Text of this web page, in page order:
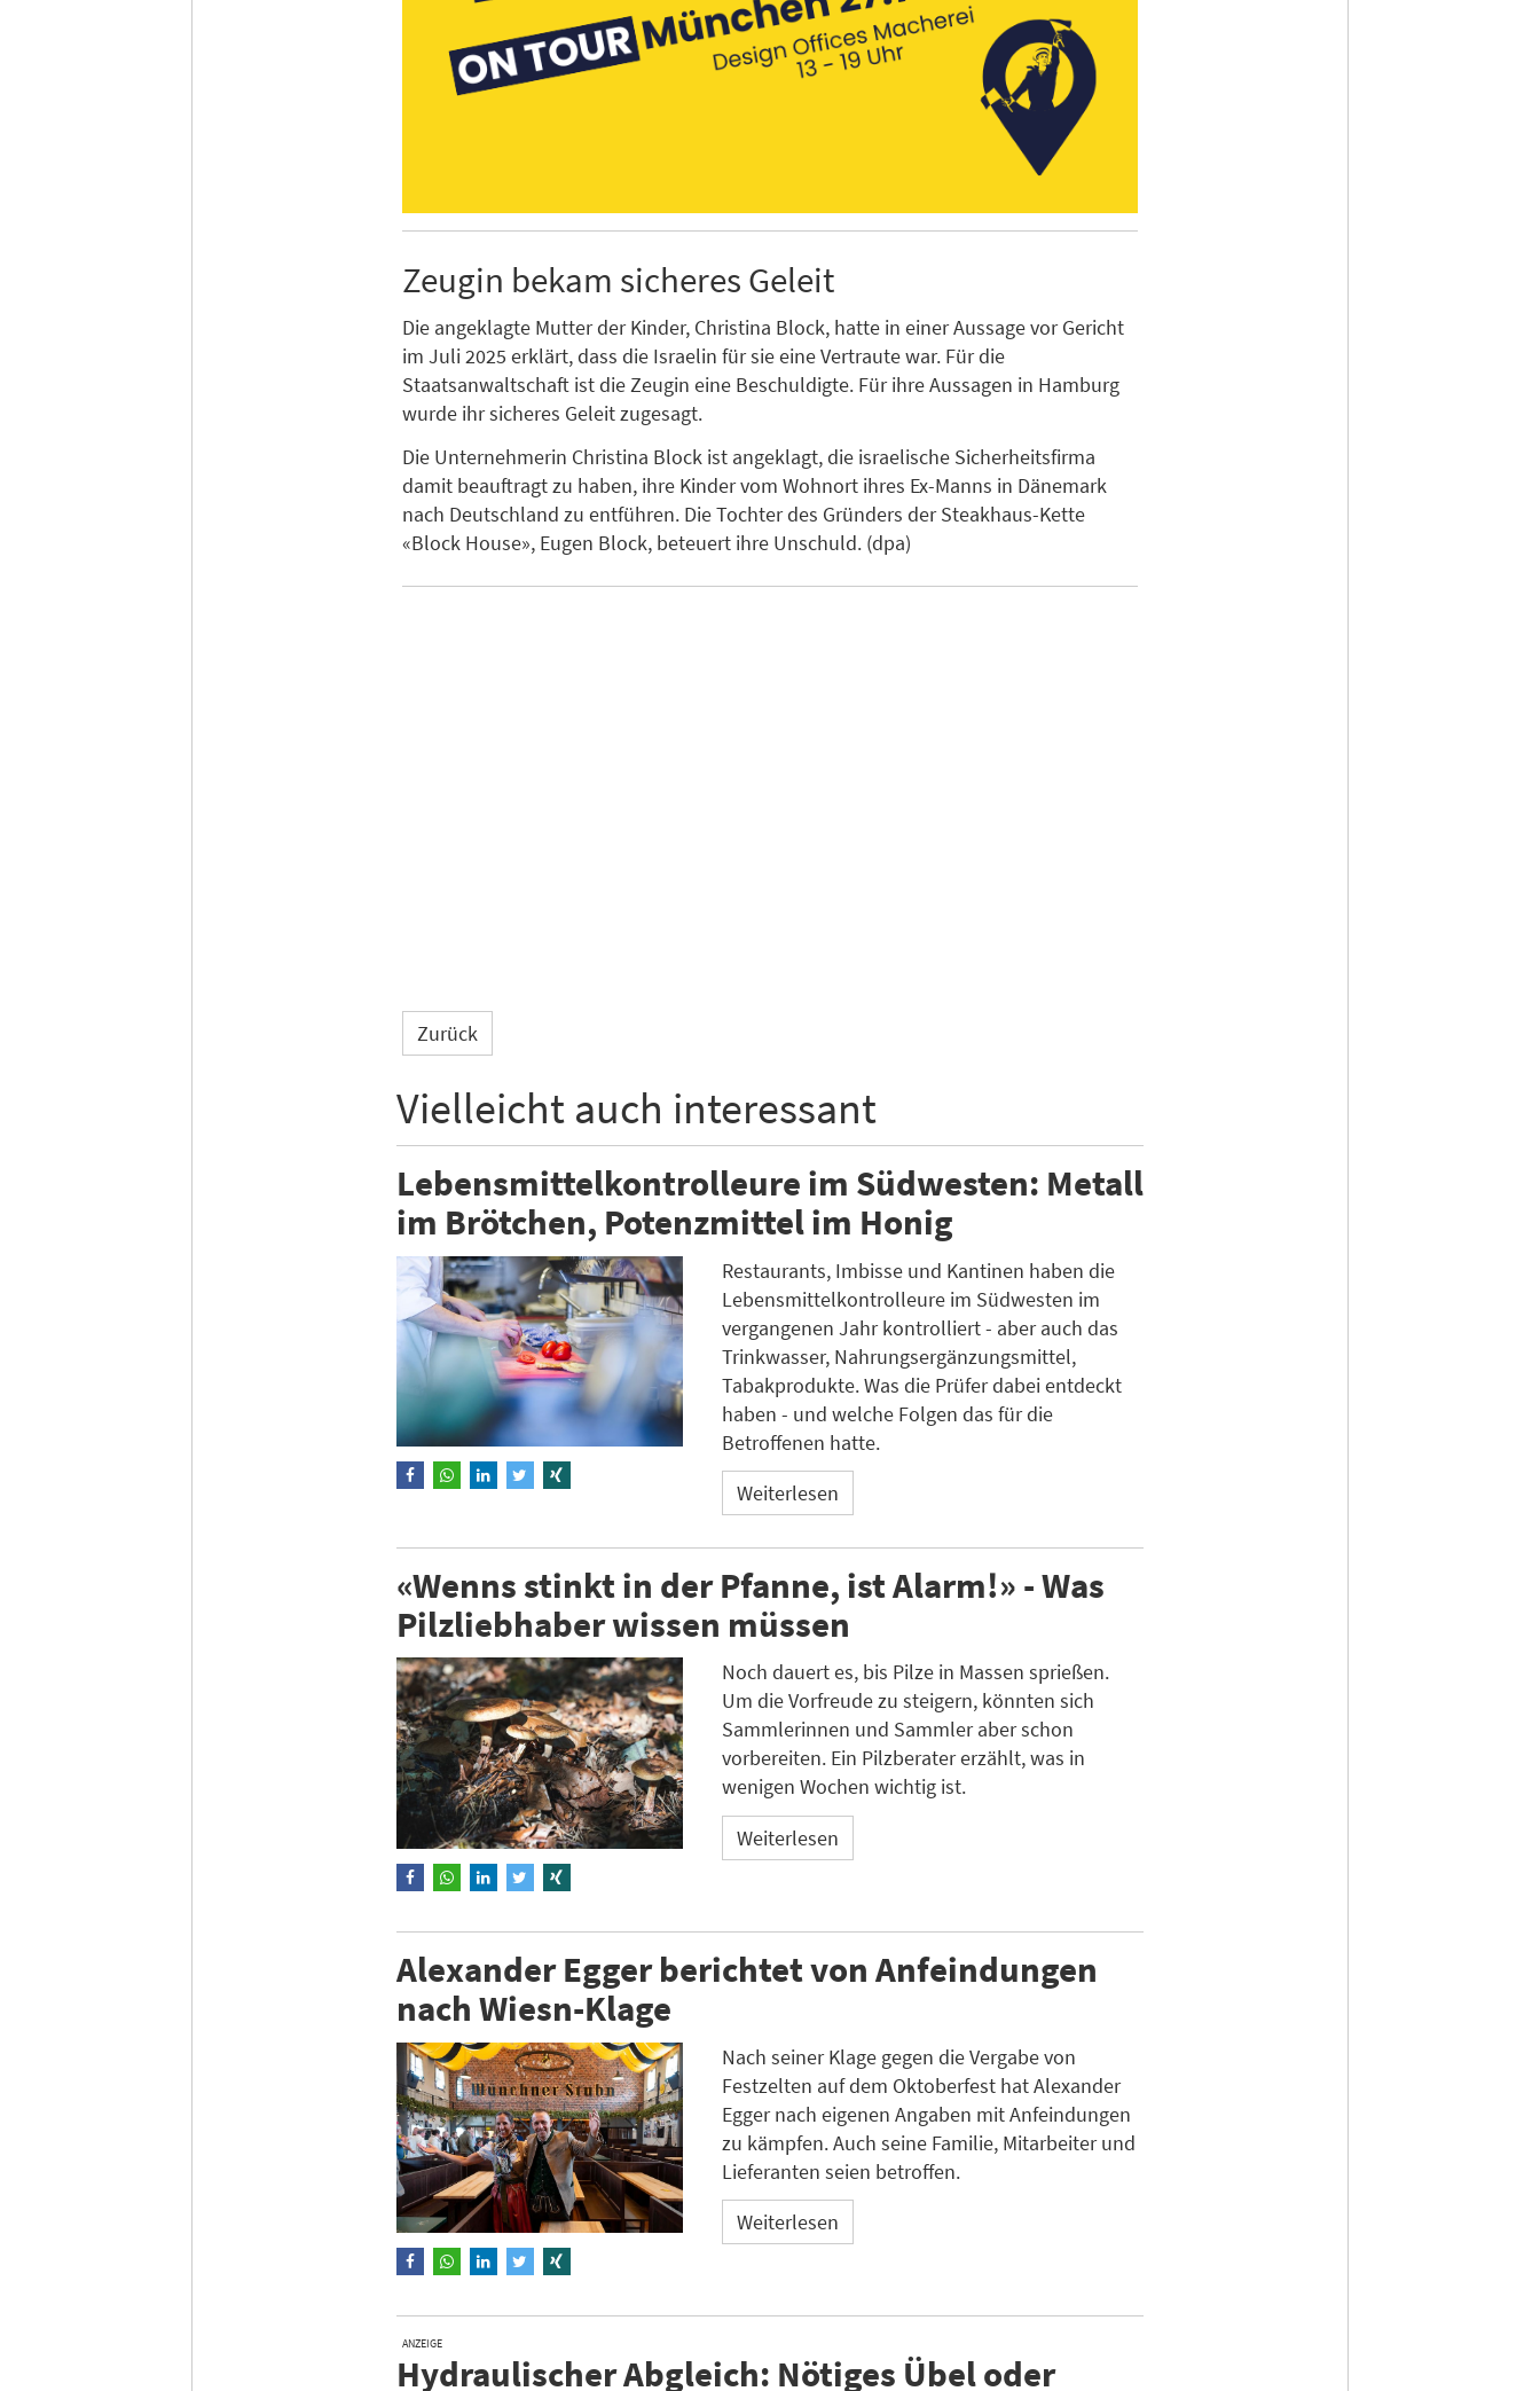
Zeugin bekam sicheres Geleit
Die angeklagte Mutter der Kinder, Christina Block, hatte in einer Aussage vor Gericht
im Juli 2025 erklärt, dass die Israelin für sie eine Vertraute war. Für die
Staatsanwaltschaft ist die Zeugin eine Beschuldigte. Für ihre Aussagen in Hamburg
wurde ihr sicheres Geleit zugesagt.
Die Unternehmerin Christina Block ist angeklagt, die israelische Sicherheitsfirma
damit beauftragt zu haben, ihre Kinder vom Wohnort ihres Ex-Manns in Dänemark
nach Deutschland zu entführen. Die Tochter des Gründers der Steakhaus-Kette
«Block House», Eugen Block, beteuert ihre Unschuld. (dpa)
Zurück
Vielleicht auch interessant
Lebensmittelkontrolleure im Südwesten: Metall
im Brötchen, Potenzmittel im Honig
Restaurants, Imbisse und Kantinen haben die
Lebensmittelkontrolleure im Südwesten im
vergangenen Jahr kontrolliert - aber auch das
Trinkwasser, Nahrungsergänzungsmittel,
Tabakprodukte. Was die Prüfer dabei entdeckt
haben - und welche Folgen das für die
Betroffenen hatte.
Weiterlesen
«Wenns stinkt in der Pfanne, ist Alarm!» - Was
Pilzliebhaber wissen müssen
Noch dauert es, bis Pilze in Massen sprießen.
Um die Vorfreude zu steigern, könnten sich
Sammlerinnen und Sammler aber schon
vorbereiten. Ein Pilzberater erzählt, was in
wenigen Wochen wichtig ist.
Weiterlesen
Alexander Egger berichtet von Anfeindungen
nach Wiesn-Klage
Nach seiner Klage gegen die Vergabe von
Festzelten auf dem Oktoberfest hat Alexander
Egger nach eigenen Angaben mit Anfeindungen
zu kämpfen. Auch seine Familie, Mitarbeiter und
Lieferanten seien betroffen.
Weiterlesen
ANZEIGE
Hydraulischer Abgleich: Nötiges Übel oder